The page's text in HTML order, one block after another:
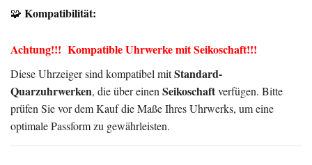
🧩 Kompatibilität:
Achtung!!! Kompatible Uhrwerke mit Seikoschaft!!!
Diese Uhrzeiger sind kompatibel mitStandard-
Quarzuhrwerken, die über einenSeikoschaftverfügen. Bitte
prüfen Sie vor dem Kauf die Maße Ihres Uhrwerks, um eine
optimale Passform zu gewährleisten.